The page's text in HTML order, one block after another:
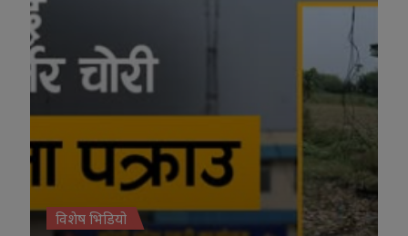
विशेष भिडियो